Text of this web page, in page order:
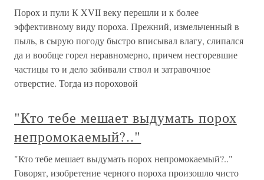
Порох и пули К XVII веку перешли и к более
эффективному виду пороха. Прежний, измельченный в
пыль, в сырую погоду быстро вписывал влагу, слипался
да и вообще горел неравномерно, причем несгоревшие
частицы то и дело забивали ствол и затравочное
отверстие. Тогда из пороховой
"Кто тебе мешает выдумать порох
непромокаемый?.."
"Кто тебе мешает выдумать порох непромокаемый?.."
Говорят, изобретение черного пороха произошло чисто